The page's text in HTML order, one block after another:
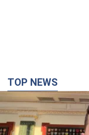
"Защита нашей
санкциях против
Видео
Европейские партнеры
проекту